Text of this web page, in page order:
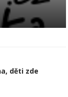
děti zde